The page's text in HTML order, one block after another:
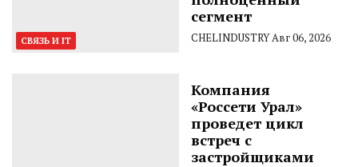
СВЯЗЬ И IT
сегмент
CHELINDUSTRYАвг 06, 2026
Компания
«Россети Урал»
проведет цикл
встреч с
застройщиками